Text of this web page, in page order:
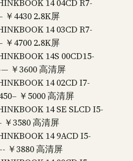
14 04CD R7-
4430 2.8K屏
14 03CD R7-
4700 2.8K屏
14S 00CD15-
￥3600 高清屏
14 02CD I7-
￥5000 高清屏
14 SE SLCD I5-
￥3580 高清屏
14 9ACD I5-
￥3880 高清屏